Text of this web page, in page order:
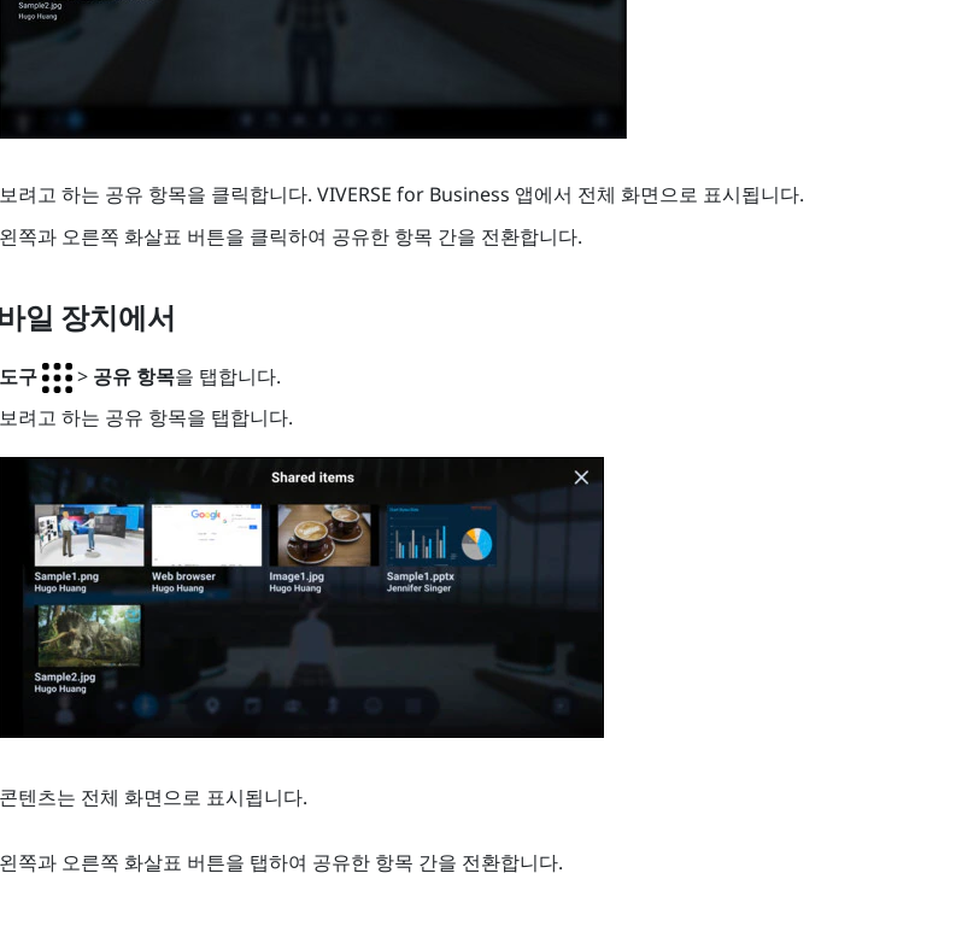
보려고 하는 공유 항목을 클릭합니다. VIVERSE for Business 앱에서 전체 화면으로 표시됩니다.
왼쪽과 오른쪽 화살표 버튼을 클릭하여 공유한 항목 간을 전환합니다.
일 장치에서
도구 > 공유 항목을 탭합니다.
보려고 하는 공유 항목을 탭합니다.
콘텐츠는 전체 화면으로 표시됩니다.
왼쪽과 오른쪽 화살표 버튼을 탭하여 공유한 항목 간을 전환합니다.